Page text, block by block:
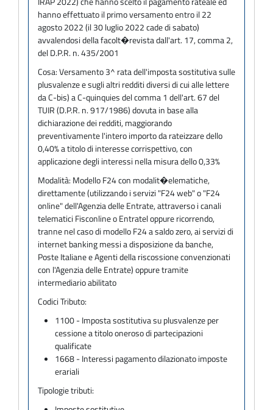
hanno effettuato il primo versamento entro il 22
agosto 2022 (il 30 luglio 2022 cade di sabato)
avvalendosi della facolt�revista dall'art. 17, comma 2,
del D.P.R. n. 435/2001
Cosa:Versamento 3^ rata dell'imposta sostitutiva sulle
plusvalenze e sugli altri redditi diversi di cui alle lettere
da C-bis) a C-quinquies del comma 1 dell'art. 67 del
TUIR (D.P.R. n. 917/1986) dovuta in base alla
dichiarazione dei redditi, maggiorando
preventivamente l'intero importo da rateizzare dello
0,40% a titolo di interesse corrispettivo, con
applicazione degli interessi nella misura dello 0,33%
Modalità: Modello F24 con modalit�elematiche,
direttamente (utilizzando i servizi "F24 web" o "F24
online" dell'Agenzia delle Entrate, attraverso i canali
telematici Fisconline o Entratel oppure ricorrendo,
tranne nel caso di modello F24 a saldo zero, ai servizi di
internet banking messi a disposizione da banche,
Poste Italiane e Agenti della riscossione convenzionati
con l'Agenzia delle Entrate) oppure tramite
intermediario abilitato
Codici Tributo:
1100 - Imposta sostitutiva su plusvalenze per
cessione a titolo oneroso di partecipazioni
qualificate
1668 - Interessi pagamento dilazionato imposte
erariali
Tipologie tributi: